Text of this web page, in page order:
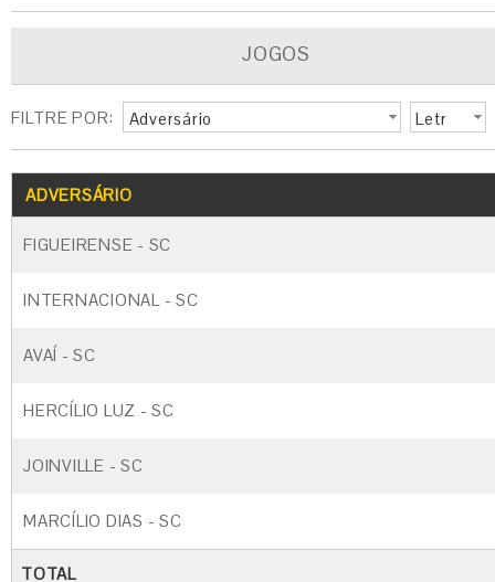
JOGOS
FILTRE POR: Adversário
Letr
ADVERSÁRIO
FIGUEIRENSE - SC
INTERNACIONAL - SC
AVAÍ - SC
HERCÍLIO LUZ - SC
JOINVILLE - SC
MARCÍLIO DIAS - SC
TOTAL